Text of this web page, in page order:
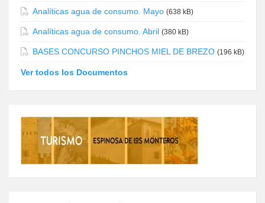
Analíticas agua de consumo. Mayo (638 kB)
Analíticas agua de consumo. Abril (380 kB)
BASES CONCURSO PINCHOS MIEL DE BREZO (196 kB)
Ver todos los Documentos